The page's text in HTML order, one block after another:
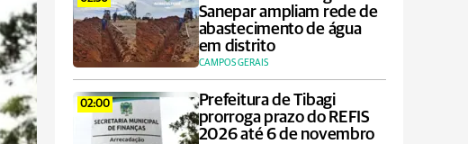
Sanepar ampliam rede de
abastecimento de água
em distrito
CAMPOS GERAIS
02:00
Prefeitura de Tibagi
prorroga prazo do REFIS
2026 até 6 de novembro